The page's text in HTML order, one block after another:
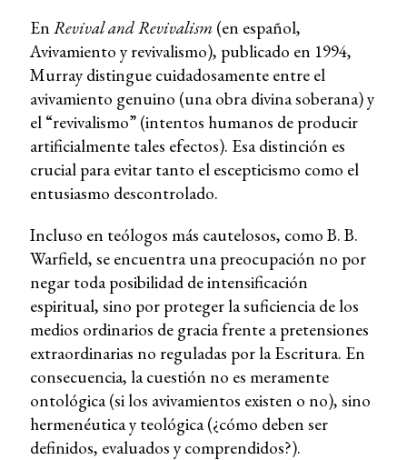
En Revival and Revivalism(en español,
Avivamiento y revivalismo), publicado en 1994,
Murray distingue cuidadosamente entre el
avivamiento genuino (una obra divina soberana) y
el “revivalismo” (intentos humanos de producir
artificialmente tales efectos). Esa distinción es
crucial para evitar tanto el escepticismo como el
entusiasmo descontrolado.
Incluso en teólogos más cautelosos, como B. B.
Warfield, se encuentra una preocupación no por
negar toda posibilidad de intensificación
espiritual, sino por proteger la suficiencia de los
medios ordinarios de gracia frente a pretensiones
extraordinarias no reguladas por la Escritura. En
consecuencia, la cuestión no es meramente
ontológica (si los avivamientos existen o no), sino
hermenéutica y teológica (¿cómo deben ser
definidos, evaluados y comprendidos?).